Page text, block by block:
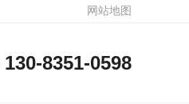
网站地图
130-8351-0598